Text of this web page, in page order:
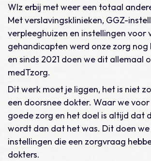
Wlz erbij met weer een totaal
Met verslavingsklinieken, GGZ-
verpleeghuizen en instellingen voor
gehandicapten werd onze zorg
en sinds 2021 doen we dit allemaal
medTzorg.
Dit werk moet je liggen, het is niet
een doorsnee dokter. Waar we
goede zorg en het doel is altijd dat
wordt dan dat het was. Dit doen
instellingen die een zorgvraag
dokters.